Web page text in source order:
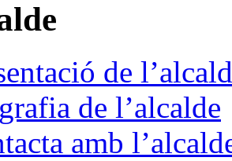
de
de l’alcalde
amb